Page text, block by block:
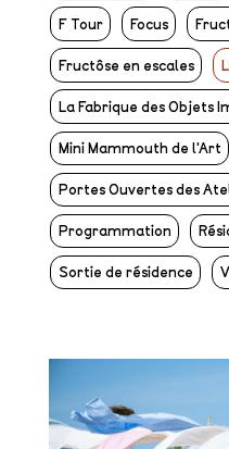
F Tour Focus
Fructôse en escales
La Fabrique des Objets
Mini Mammouth de l'Art
Portes Ouvertes des
Programmation
Sortie de résidence